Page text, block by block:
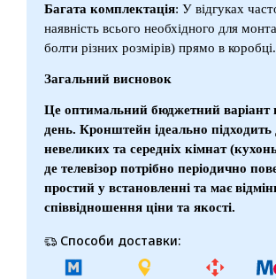
Багата комплектація: У відгуках
наявність всього необхідного для
болти різних розмірів) прямо в коробці.
Загальний висновок
Це оптимальний бюджетний варіант
день. Кронштейн ідеально підходить
невеликих та середніх кімнат
де телевізор потрібно періодично
простий у встановленні та має
співвідношення ціни та якості.
Способи доставки: